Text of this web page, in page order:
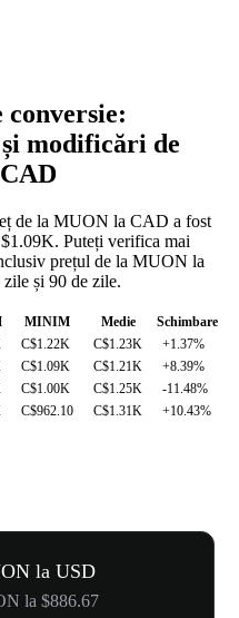
modificări de
de la MUON la CAD a fost
Puteți verifica mai
prețul de la MUON la
și 90 de zile.
MINIM Medie
Schimbare
C$1.22K C$1.23K
+1.37%
C$1.09K C$1.21K
+8.39%
C$1.00K C$1.25K
-11.48%
C$962.10 C$1.31K +10.43%
la USD
la $886.67